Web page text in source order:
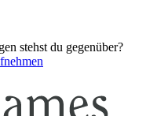
stehst du gegenüber?